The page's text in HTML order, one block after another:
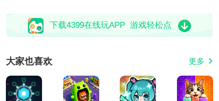
下载4399在线玩APP 游戏轻松点
大家也喜欢 更多